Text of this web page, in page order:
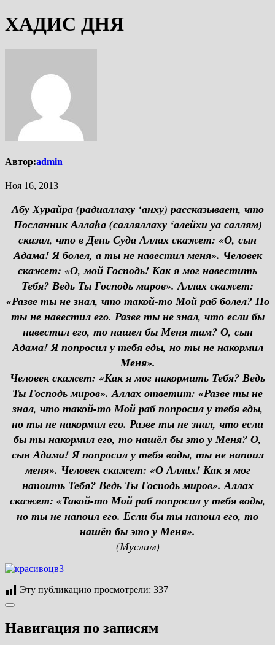
ХАДИС ДНЯ
Автор:admin
Ноя 16, 2013
Абу Хурайра (радиаллаху ‘анху) рассказывает, что
Посланник Аллаhа (салляллаху ‘алейхи уа саллям)
сказал, что в День Суда Аллах скажет: «О, сын
Адама! Я болел, а ты не навестил меня». Человек
скажет: «О, мой Господь! Как я мог навестить
Тебя? Ведь Ты Господь миров». Аллах скажет:
«Разве ты не знал, что такой-то Мой раб болел? Но
ты не навестил его. Разве ты не знал, что если бы
навестил его, то нашел бы Меня там? О, сын
Адама! Я попросил у тебя еды, но ты не накормил
Меня».
Человек скажет: «Как я мог накормить Тебя? Ведь
Ты Господь миров». Аллах ответит: «Разве ты не
знал, что такой-то Мой раб попросил у тебя еды,
но ты не накормил его. Разве ты не знал, что если
бы ты накормил его, то нашёл бы это у Меня? О,
сын Адама! Я попросил у тебя воды, ты не напоил
меня». Человек скажет: «О Аллах! Как я мог
напоить Тебя? Ведь Ты Господь миров». Аллах
скажет: «Такой-то Мой раб попросил у тебя воды,
но ты не напоил его. Если бы ты напоил его, то
нашёп бы это у Меня».
(Муслим)
Эту публикацию просмотрели: 337
Навигация по записям